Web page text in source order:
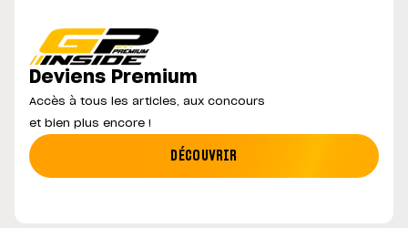
Deviens Premium
Accès à tous les articles, aux concours
et bien plus encore !
DÉCOUVRIR